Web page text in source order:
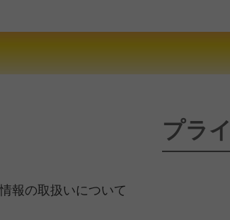
プラ
報の取扱いについて